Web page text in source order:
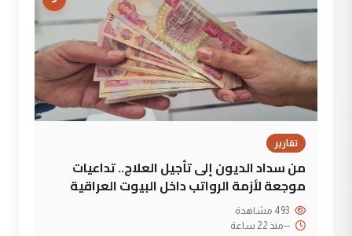
تقارير
من سداد الديون إلى تأجيل العلاج.. تداعيات
موجعة لأزمة الرواتب داخل البيوت العراقية
--منذ 22 ساعة